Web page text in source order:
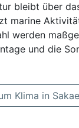
bleibt über
marine
werden
und die
Klima in